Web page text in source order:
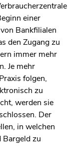
einer
Bankfilialen
den Zugang zu
immer mehr
Je mehr
folgen,
zu
werden sie
Der
in welchen
zu